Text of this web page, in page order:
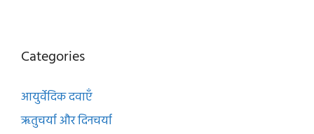
Categories
आयुर्वेदिक दवाएँ
ऋतुचर्या और दिनचर्या